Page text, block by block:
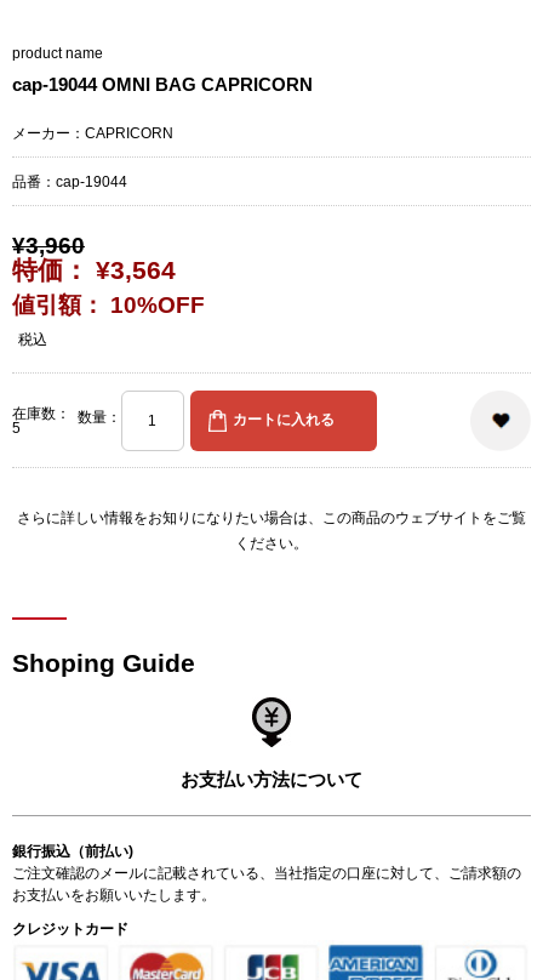
product name
cap-19044 OMNI BAG CAPRICORN
メーカー：CAPRICORN
品番：cap-19044
¥3,960
特価： ¥3,564
値引額： 10%OFF
税込
在庫数：
5
数量：
さらに詳しい情報をお知りになりたい場合は、 この商品のウェブサイト をご覧
ください。
Shoping Guide
お支払い方法について
銀行振込（前払い)
ご注文確認のメールに記載されている、当社指定の口座に対して、ご請求額の
お支払いをお願いいたします。
クレジットカード